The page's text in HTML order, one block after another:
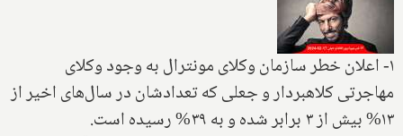
۱- اعلان خطر سازمان وکلای مونترال به وجود وکلای
مهاجرتی کلاهبردار و جعلی که تعدادشان در سال‌های اخیر از
۱۳% بیش از ۳ برابر شده و به ۳۹% رسیده است.